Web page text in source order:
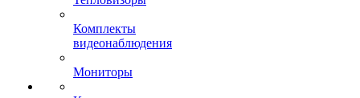
Комплекты
видеонаблюдения
Мониторы